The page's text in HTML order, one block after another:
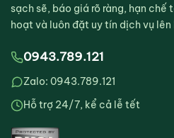
sạch sẽ, báo giá rõ ràng, hạn chế
hoạt và luôn đặt uy tín dịch vụ lên
0943.789.121
Zalo: 0943.789.121
Hỗ trợ 24/7, kể cả lễ tết